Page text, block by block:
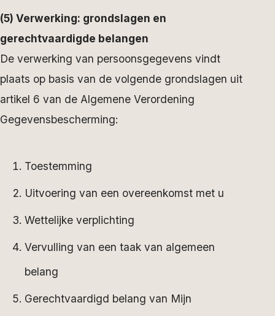
(5) Verwerking: grondslagen en
gerechtvaardigde belangen
De verwerking van persoonsgegevens vindt
plaats op basis van de volgende grondslagen uit
artikel 6 van de Algemene Verordening
Gegevensbescherming:
Toestemming
Uitvoering van een overeenkomst met u
Wettelijke verplichting
Vervulling van een taak van algemeen
belang
Gerechtvaardigd belang van Mijn